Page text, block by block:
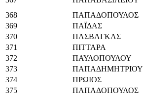
368
ΠΑΠΑΔΟΠΟΥΛΟΣ
369
ΠΑΪΔΑΣ
370
ΠΑΣΒΑΓΚΑΣ
371
ΠΙΤΤΑΡΑ
372
ΠΑΥΛΟΠΟΥΛΟΥ
373
ΠΑΠΑΔΗΜΗΤΡΙΟΥ
374
ΠΡΩΙΟΣ
375
ΠΑΠΑΔΟΠΟΥΛΟΣ